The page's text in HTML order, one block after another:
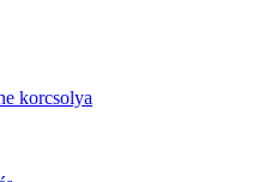
korcsolya